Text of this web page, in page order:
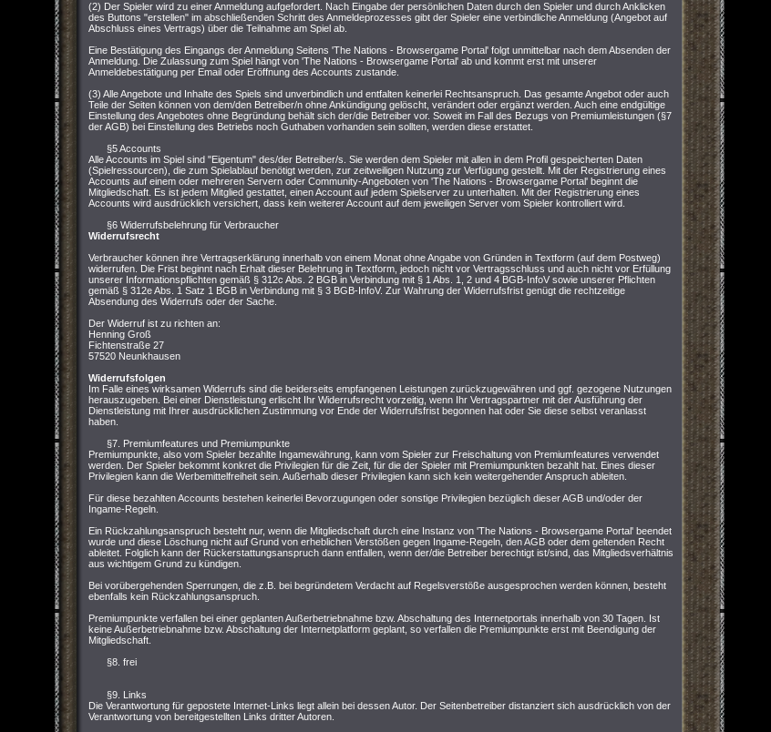
(2) Der Spieler wird zu einer Anmeldung aufgefordert. Nach Eingabe der persönlichen Daten durch den Spieler und durch Anklicken
des Buttons "erstellen" im abschließenden Schritt des Anmeldeprozesses gibt der Spieler eine verbindliche Anmeldung (Angebot auf
Abschluss eines Vertrags) über die Teilnahme am Spiel ab.
Eine Bestätigung des Eingangs der Anmeldung Seitens 'The Nations - Browsergame Portal' folgt unmittelbar nach dem Absenden der
Anmeldung. Die Zulassung zum Spiel hängt von 'The Nations - Browsergame Portal' ab und kommt erst mit unserer
Anmeldebestätigung per Email oder Eröffnung des Accounts zustande.
(3) Alle Angebote und Inhalte des Spiels sind unverbindlich und entfalten keinerlei Rechtsanspruch. Das gesamte Angebot oder auch
Teile der Seiten können von dem/den Betreiber/n ohne Ankündigung gelöscht, verändert oder ergänzt werden. Auch eine endgültige
Einstellung des Angebotes ohne Begründung behält sich der/die Betreiber vor. Soweit im Fall des Bezugs von Premiumleistungen (§7
der AGB) bei Einstellung des Betriebs noch Guthaben vorhanden sein sollten, werden diese erstattet.
§5 Accounts
Alle Accounts im Spiel sind "Eigentum" des/der Betreiber/s. Sie werden dem Spieler mit allen in dem Profil gespeicherten Daten
(Spielressourcen), die zum Spielablauf benötigt werden, zur zeitweiligen Nutzung zur Verfügung gestellt. Mit der Registrierung eines
Accounts auf einem oder mehreren Servern oder Community-Angeboten von 'The Nations - Browsergame Portal' beginnt die
Mitgliedschaft. Es ist jedem Mitglied gestattet, einen Account auf jedem Spielserver zu unterhalten. Mit der Registrierung eines
Accounts wird ausdrücklich versichert, dass kein weiterer Account auf dem jeweiligen Server vom Spieler kontrolliert wird.
§6 Widerrufsbelehrung für Verbraucher
Widerrufsrecht
Verbraucher können ihre Vertragserklärung innerhalb von einem Monat ohne Angabe von Gründen in Textform (auf dem Postweg)
widerrufen. Die Frist beginnt nach Erhalt dieser Belehrung in Textform, jedoch nicht vor Vertragsschluss und auch nicht vor Erfüllung
unserer Informationspflichten gemäß § 312c Abs. 2 BGB in Verbindung mit § 1 Abs. 1, 2 und 4 BGB-InfoV sowie unserer Pflichten
gemäß § 312e Abs. 1 Satz 1 BGB in Verbindung mit § 3 BGB-InfoV. Zur Wahrung der Widerrufsfrist genügt die rechtzeitige
Absendung des Widerrufs oder der Sache.
Der Widerruf ist zu richten an:
Henning Groß
Fichtenstraße 27
57520 Neunkhausen
Widerrufsfolgen
Im Falle eines wirksamen Widerrufs sind die beiderseits empfangenen Leistungen zurückzugewähren und ggf. gezogene Nutzungen
herauszugeben. Bei einer Dienstleistung erlischt Ihr Widerrufsrecht vorzeitig, wenn Ihr Vertragspartner mit der Ausführung der
Dienstleistung mit Ihrer ausdrücklichen Zustimmung vor Ende der Widerrufsfrist begonnen hat oder Sie diese selbst veranlasst
haben.
§7. Premiumfeatures und Premiumpunkte
Premiumpunkte, also vom Spieler bezahlte Ingamewährung, kann vom Spieler zur Freischaltung von Premiumfeatures verwendet
werden. Der Spieler bekommt konkret die Privilegien für die Zeit, für die der Spieler mit Premiumpunkten bezahlt hat. Eines dieser
Privilegien kann die Werbemittelfreiheit sein. Außerhalb dieser Privilegien kann sich kein weitergehender Anspruch ableiten.
Für diese bezahlten Accounts bestehen keinerlei Bevorzugungen oder sonstige Privilegien bezüglich dieser AGB und/oder der
Ingame-Regeln.
Ein Rückzahlungsanspruch besteht nur, wenn die Mitgliedschaft durch eine Instanz von 'The Nations - Browsergame Portal' beendet
wurde und diese Löschung nicht auf Grund von erheblichen Verstößen gegen Ingame-Regeln, den AGB oder dem geltenden Recht
ableitet. Folglich kann der Rückerstattungsanspruch dann entfallen, wenn der/die Betreiber berechtigt ist/sind, das Mitgliedsverhältnis
aus wichtigem Grund zu kündigen.
Bei vorübergehenden Sperrungen, die z.B. bei begründetem Verdacht auf Regelsverstöße ausgesprochen werden können, besteht
ebenfalls kein Rückzahlungsanspruch.
Premiumpunkte verfallen bei einer geplanten Außerbetriebnahme bzw. Abschaltung des Internetportals innerhalb von 30 Tagen. Ist
keine Außerbetriebnahme bzw. Abschaltung der Internetplatform geplant, so verfallen die Premiumpunkte erst mit Beendigung der
Mitgliedschaft.
§8. frei
§9. Links
Die Verantwortung für gepostete Internet-Links liegt allein bei dessen Autor. Der Seitenbetreiber distanziert sich ausdrücklich von der
Verantwortung von bereitgestellten Links dritter Autoren.